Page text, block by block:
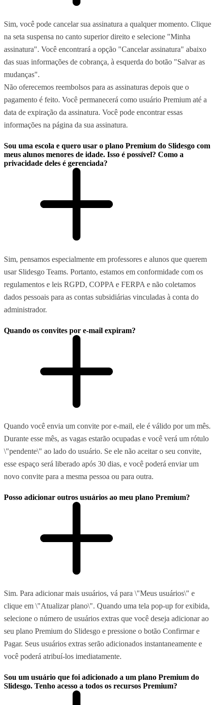
Sim, você pode cancelar sua assinatura a qualquer momento. Clique
na seta suspensa no canto superior direito e selecione "Minha
assinatura". Você encontrará a opção "Cancelar assinatura" abaixo
das suas informações de cobrança, à esquerda do botão "Salvar as
mudanças".
Não oferecemos reembolsos para as assinaturas depois que o
pagamento é feito. Você permanecerá como usuário Premium até a
data de expiração da assinatura. Você pode encontrar essas
informações na página da sua assinatura.
Sou uma escola e quero usar o plano Premium do Slidesgo com
meus alunos menores de idade. Isso é possível? Como a
privacidade deles é gerenciada?
Sim, pensamos especialmente em professores e alunos que querem
usar Slidesgo Teams. Portanto, estamos em conformidade com os
regulamentos e leis RGPD, COPPA e FERPA e não coletamos
dados pessoais para as contas subsidiárias vinculadas à conta do
administrador.
Quando os convites por e-mail expiram?
Quando você envia um convite por e-mail, ele é válido por um mês.
Durante esse mês, as vagas estarão ocupadas e você verá um rótulo
\"pendente\" ao lado do usuário. Se ele não aceitar o seu convite,
esse espaço será liberado após 30 dias, e você poderá enviar um
novo convite para a mesma pessoa ou para outra.
Posso adicionar outros usuários ao meu plano Premium?
Sim. Para adicionar mais usuários, vá para \"Meus usuários\" e
clique em \"Atualizar plano\". Quando uma tela pop-up for exibida,
selecione o número de usuários extras que você deseja adicionar ao
seu plano Premium do Slidesgo e pressione o botão Confirmar e
Pagar. Seus usuários extras serão adicionados instantaneamente e
você poderá atribuí-los imediatamente.
Sou um usuário que foi adicionado a um plano Premium do
Slidesgo. Tenho acesso a todos os recursos Premium?